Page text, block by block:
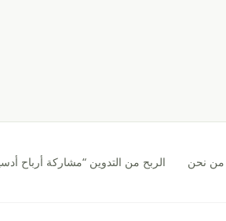
من نحن الربح من التدوين “مشاركة أرباح